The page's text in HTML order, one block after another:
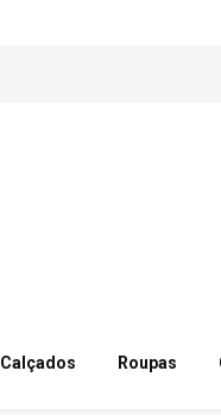
Calçados Roupas